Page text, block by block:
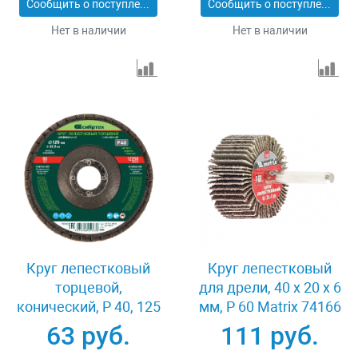
Сообщить о поступлении
Нет в наличии
Сообщить о поступлении
Нет в наличии
Круг лепестковый
торцевой,
конический, Р 40, 125
х 22.2 мм Сибртех
74083
63 руб.
Круг лепестковый
для дрели, 40 х 20 х 6
мм, P 60 Matrix 74166
111 руб.